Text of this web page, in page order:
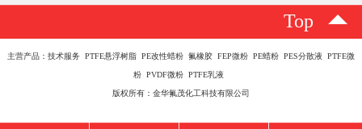
Top
主营产品：技术服务 PTFE悬浮树脂 PE改性蜡粉 氟橡胶 FEP微粉 PE蜡粉 PES分散液 PTFE微
粉 PVDF微粉 PTFE乳液
版权所有：金华氟茂化工科技有限公司